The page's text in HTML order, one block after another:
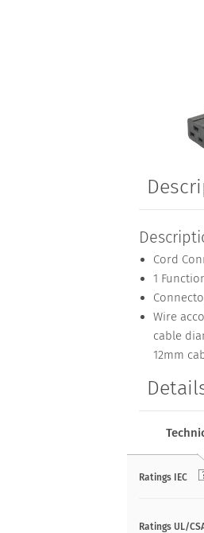
Cord
1
Wire
cable
12mm
Ratings IEC
Ratings UL/